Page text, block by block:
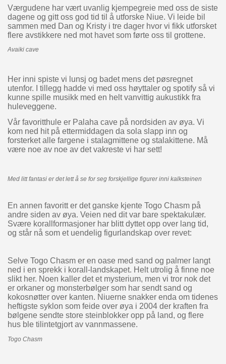
Værgudene har vært uvanlig kjempegreie med oss de siste
dagene og gitt oss god tid til å utforske Niue. Vi leide bil
sammen med Dan og Kristy i tre dager hvor vi fikk utforsket
flere avstikkere ned mot havet som førte oss til grottene.
Avaiki cave
Her inni spiste vi lunsj og badet mens det pøsregnet
utenfor. I tillegg hadde vi med oss høyttaler og spotify så vi
kunne spille musikk med en helt vanvittig aukustikk fra
huleveggene.
Vår favoritthule er Palaha cave på nordsiden av øya. Vi
kom ned hit på ettermiddagen da sola slapp inn og
forsterket alle fargene i stalagmittene og stalakittene. Må
være noe av noe av det vakreste vi har sett!
Med litt fantasi er det lett å se for seg forskjellige figurer inni kalksteinen
En annen favoritt er det ganske kjente Togo Chasm på
andre siden av øya. Veien ned dit var bare spektakulær.
Svære korallformasjoner har blitt dyttet opp over lang tid,
og står nå som et uendelig figurlandskap over revet:
Selve Togo Chasm er en oase med sand og palmer langt
ned i en sprekk i korall-landskapet. Helt utrolig å finne noe
slikt her. Noen kaller det et mysterium, men vi tror nok det
er orkaner og monsterbølger som har sendt sand og
kokosnøtter over kanten. Niuerne snakker enda om tidenes
heftigste syklon som feide over øya i 2004 der kraften fra
bølgene sendte store steinblokker opp på land, og flere
hus ble tilintetgjort av vannmassene.
Togo Chasm